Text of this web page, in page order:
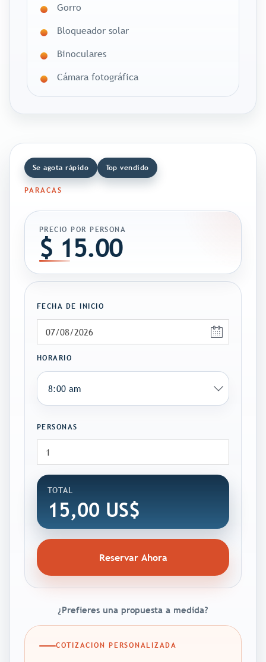
Gorro
Bloqueador solar
Binoculares
Cámara fotográfica
Se agota rápido Top vendido
PARACAS
PRECIO POR PERSONA
$ 15.00
FECHA DE INICIO
HORARIO
PERSONAS
TOTAL
15,00 US$
Reservar Ahora
¿Prefieres una propuesta a medida?
COTIZACION PERSONALIZADA